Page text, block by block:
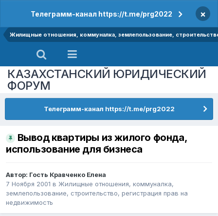
Телеграмм-канал https://t.me/prg2022 ×
Жилищные отношения, коммуналка, землепользование,
КАЗАХСТАНСКИЙ ЮРИДИЧЕСКИЙ
ФОРУМ
Телеграмм-канал https://t.me/prg2022
Вывод квартиры из жилого фонда,
использование для бизнеса
Автор: Гость Кравченко Елена
7 Ноября 2001 в Жилищные отношения, коммуналка,
землепользование, строительство, регистрация прав на
недвижимость